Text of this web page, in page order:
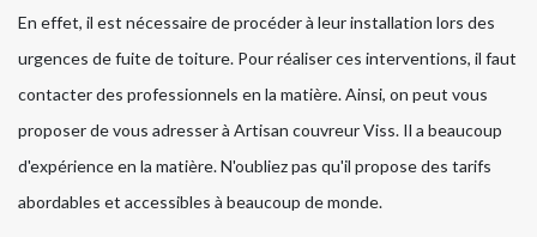
En effet, il est nécessaire de procéder à leur installation lors des
urgences de fuite de toiture. Pour réaliser ces interventions, il faut
contacter des professionnels en la matière. Ainsi, on peut vous
proposer de vous adresser à Artisan couvreur Viss. Il a beaucoup
d'expérience en la matière. N'oubliez pas qu'il propose des tarifs
abordables et accessibles à beaucoup de monde.